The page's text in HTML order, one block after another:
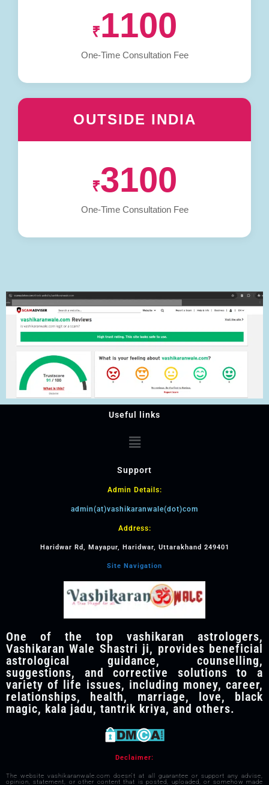
₹1100
One-Time Consultation Fee
OUTSIDE INDIA
₹3100
One-Time Consultation Fee
Useful links
Support
Admin Details:
admin(at)vashikaranwale(dot)com
Address:
Haridwar Rd, Mayapur, Haridwar, Uttarakhand 249401
Site Navigation
One of the top vashikaran astrologers,
Vashikaran Wale Shastri ji, provides beneficial
astrological guidance, counselling,
suggestions, and corrective solutions to a
variety of life issues, including money, career,
relationships, health, marriage, love, black
magic, kala jadu, tantrik kriya, and others.
Declaimer:
The website vashikaranwale.com doesn't at all guarantee or support any advise,
opinion, statement, or other content that is posted, uploaded, or somehow made